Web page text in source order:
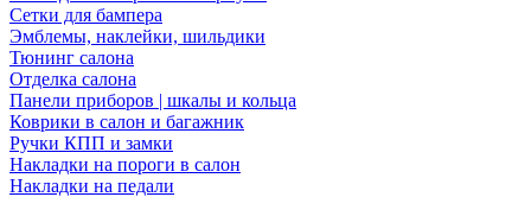
Сетки для бампера
Эмблемы, наклейки, шильдики
Тюнинг салона
Отделка салона
Панели приборов | шкалы и кольца
Коврики в салон и багажник
Ручки КПП и замки
Накладки на пороги в салон
Накладки на педали